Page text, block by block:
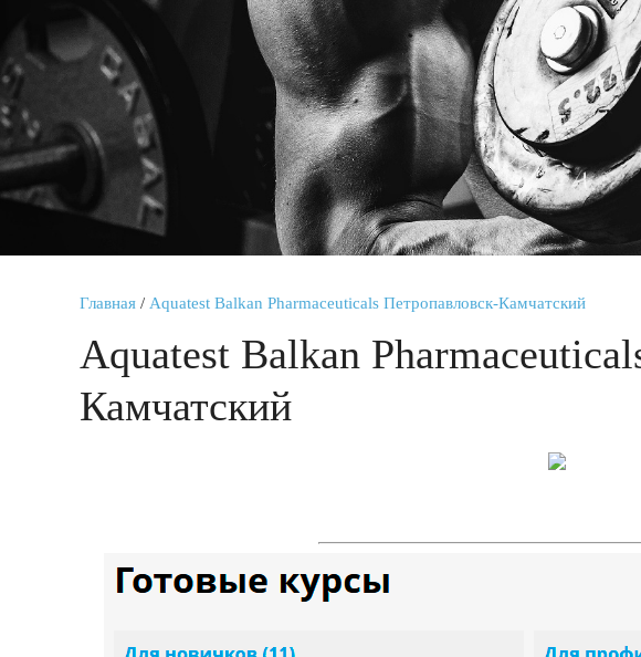
Главная / Aquatest Balkan Pharmaceuticals Петропавловск-Камчатский
Aquatest Balkan
Камчатский